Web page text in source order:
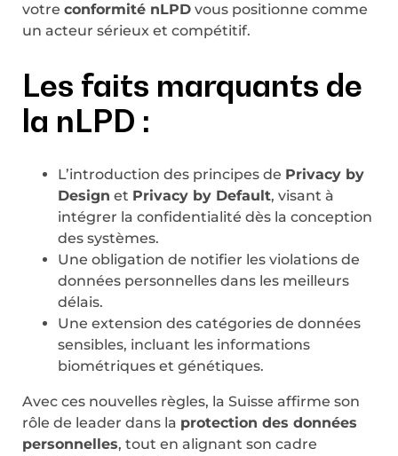
votre conformité nLPD vous positionne comme
un acteur sérieux et compétitif.
Les faits marquants de
la nLPD :
L’introduction des principes de Privacy by
Design et Privacy by Default, visant à
intégrer la confidentialité dès la conception
des systèmes.
Une obligation de notifier les violations de
données personnelles dans les meilleurs
délais.
Une extension des catégories de données
sensibles, incluant les informations
biométriques et génétiques.
Avec ces nouvelles règles, la Suisse affirme son
rôle de leader dans la protection des données
personnelles, tout en alignant son cadre